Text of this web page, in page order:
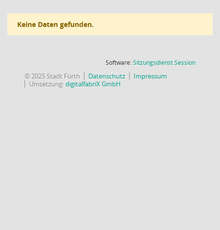
Keine Daten gefunden.
Software:SitzungsdienstSession(Wird in
© 2025 Stadt Fürth Datenschutz
Impressum
Umsetzung:digitalfabriX GmbH